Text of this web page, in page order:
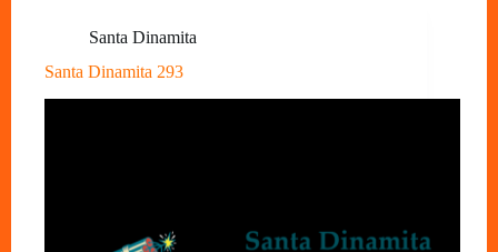
Santa Dinamita
Santa Dinamita 293